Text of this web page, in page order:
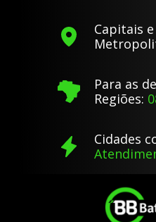
Capitais
Para as
Regiões:
Cidades